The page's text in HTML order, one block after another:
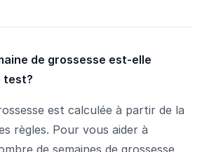
de grossesse est-elle
test?
est calculée à partir de la
règles. Pour vous aider à
de semaines de grossesse,